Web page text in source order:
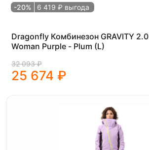
-20% 6 419 ₽ выгода
Dragonfly Комбинезон GRAVITY 2.0
Woman Purple - Plum (L)
32 093 ₽
25 674 ₽